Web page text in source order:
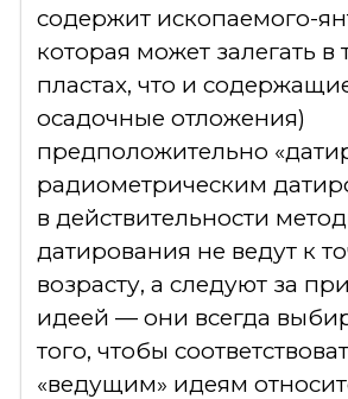
содержит ископаемого-
которая может залегать в
пластах, что и
осадочные отложения)
предположительно
радиометрическим
в действительности
датирования не ведут к
возрасту, а следуют за
идеей — они всегда
того, чтобы
«ведущим» идеям